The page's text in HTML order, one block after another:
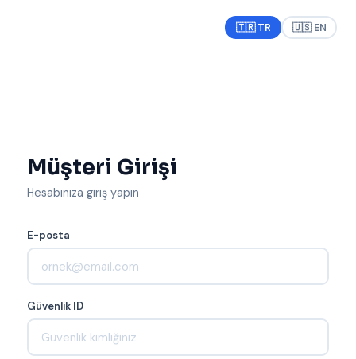
🇹🇷 TR 🇺🇸 EN
Müşteri Girişi
Hesabınıza giriş yapın
E-posta
Güvenlik ID